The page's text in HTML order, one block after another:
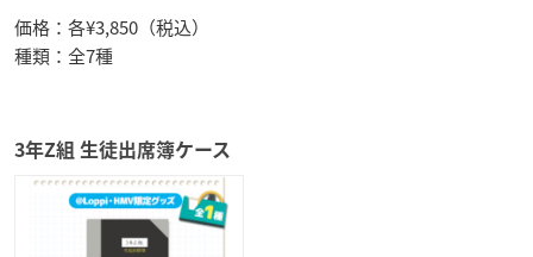
価格：各¥3,850（税込）
種類：全7種
3年Z組 生徒出席簿ケース